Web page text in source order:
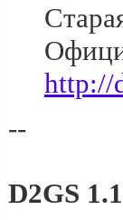
http://
--
D2GS